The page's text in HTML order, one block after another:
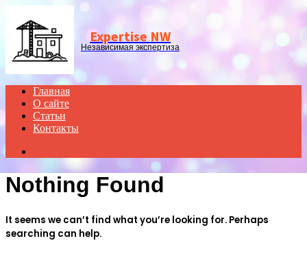
Expertise NW
Независимая экспертиза
Главная
О сайте
Статьи
Контакты
Nothing Found
It seems we can’t find what you’re looking for. Perhaps
searching can help.